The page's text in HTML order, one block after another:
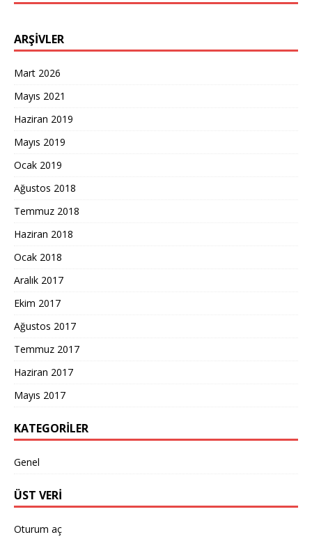
ARŞIVLER
Mart 2026
Mayıs 2021
Haziran 2019
Mayıs 2019
Ocak 2019
Ağustos 2018
Temmuz 2018
Haziran 2018
Ocak 2018
Aralık 2017
Ekim 2017
Ağustos 2017
Temmuz 2017
Haziran 2017
Mayıs 2017
KATEGORILER
Genel
ÜST VERI
Oturum aç